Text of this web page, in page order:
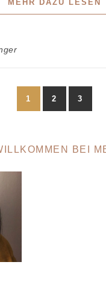
MEHR DAZU LESEN
1 2 3
BEI